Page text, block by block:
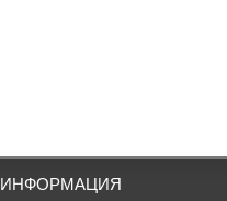
ИНФОРМАЦИЯ